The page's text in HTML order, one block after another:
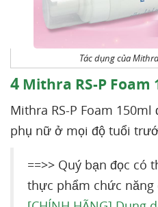
Tác dụng của
4 Mithra RS-P Foam
Mithra RS-P Foam
phụ nữ ở mọi độ tuổi
==>> Quý bạn đọc có
thực phẩm chức năng